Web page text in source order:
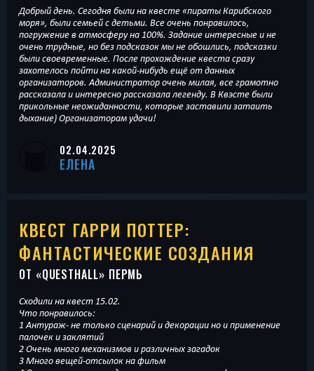
Добрый день. Сегодня были на квесте «пираты Карибского
моря», были семьей с детьми. Все очень понравилось,
погружение в атмосферу на 100%. Задание интересные и не
очень трудные, но без подсказок мы не обошлись, подсказки
были своевременные. После прохождение квеста сразу
захотелось пойти на какой-нибудь ещё от данных
организаторов. Администратор очень милая, все грамотно
рассказала и интересно рассказала легенду. В Квэсте были
прикольные неожиданности, которые заставили затаить
дыхание) Организаторам удачи!
02.04.2025
ЕЛЕНА
КВЕСТ ГАРРИ ПОТТЕР:
ФАНТАСТИЧЕСКИЕ СОЗДАНИЯ
ОТ «QUESTHALL» ПЕРМЬ
Сходили на квест 15.02.
Что понравилось:
1 Антураж- не только сценарий и декорации но и применение
палочек и заклятий
2 Очень много механизмов и различных загадок
3 Много вещей-отсылок на фильм